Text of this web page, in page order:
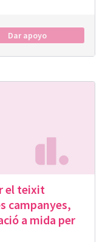
Dar apoyo
el teixit
campanyes,
a mida per